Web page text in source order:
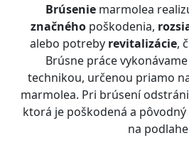
Brúsenie marmolea
značného poškodenia,
alebo potreby revitalizácie,
Brúsne práce
technikou, určenou priamo
marmolea. Pri brúsení
ktorá je poškodená a pôvodný
na